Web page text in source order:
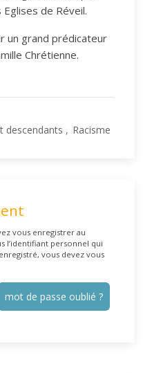
de Réveil.
un grand prédicateur
Chrétienne.
descendants
Racisme
vous enregistrer au
l’identifiant personnel qui
vous devez vous
mot de passe oublié ?